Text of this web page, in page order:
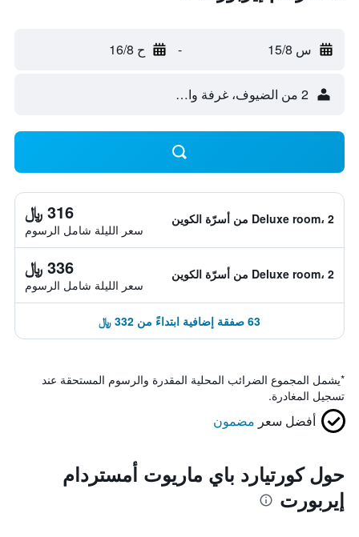
س 15/8 - ح 16/8
2 من الضيوف، غرفة واحدة
Deluxe room، 2 من أسرّة الكوين 316 ﷼
سعر الليلة شامل الرسوم
Deluxe room، 2 من أسرّة الكوين 336 ﷼
سعر الليلة شامل الرسوم
63 صفقة إضافية ابتداءً من 332 ﷼
*يشمل المجموع الضرائب المحلية المقدرة والرسوم المستحقة عند
تسجيل المغادرة.
أفضل سعر مضمون
حول كورتيارد باي ماريوت أمستردام
إيربورت